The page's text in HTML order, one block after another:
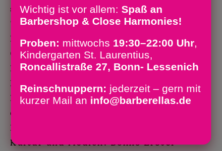
source=EKLEiJECCKjOmKnC5IiRIQ
"Can't Buy Me Love..." - mit engen
Harmonien und witzigen
Choreographien schwingen sich die
Barberellas durch den Beatles-
Klassiker. Das Video wurde von
Neustart Amateurmusik unterstützt -
einem Förderprogramm der
Beauftragten der Bundesregierung für
Kultur und Medien. Bonns Erster-
Wichtig ist vor allem:Spaß an
Barbershop & Close Harmonies!
Proben: mittwochs 19:30–22:00 Uhr
Kindergarten St. Laurentius,
Roncallistraße 27, Bonn- Lessenich
Reinschnuppern: jederzeit – gern mit
kurzer Mail an info@barberellas.de